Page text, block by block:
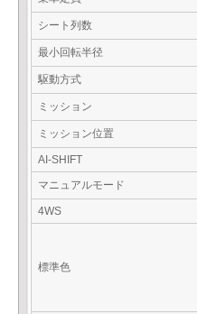
シート列数
最小回転半径
駆動方式
ミッション
ミッション位置
AI-SHIFT
マニュアルモード
4WS
標準色